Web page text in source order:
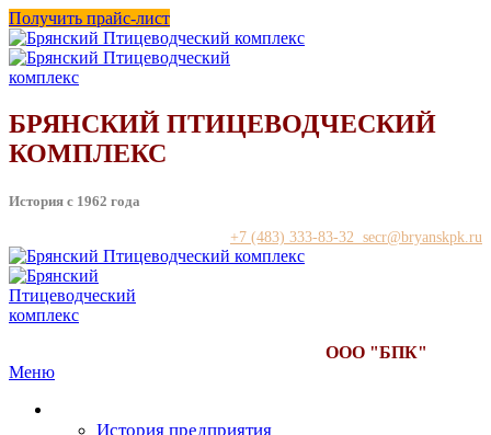
Получить прайс-лист
БРЯНСКИЙ ПТИЦЕВОДЧЕСКИЙ
КОМПЛЕКС
История с 1962 года
+7 (483) 333-83-32 secr@bryanskpk.ru
ООО "БПК"
Меню
История предприятия